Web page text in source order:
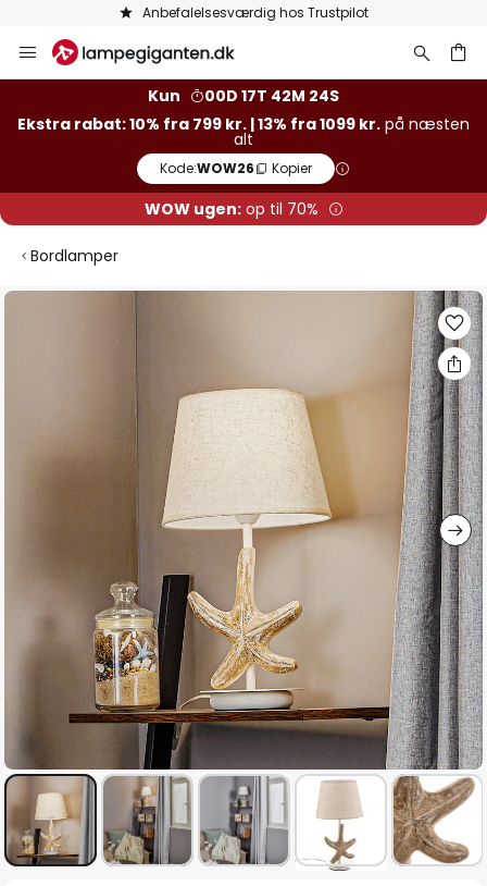
Anbefalelsesværdig hos Trustpilot
to
Kun
00D 17T 42M 24S
Ekstra rabat: 10% fra 799 kr. | 13% fra 1099 kr. på næsten
alt
Kode:WOW26 Kopier
WOW ugen:op til 70%
Bordlamper
Gå